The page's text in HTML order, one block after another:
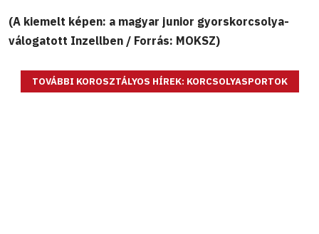
(A kiemelt képen: a magyar junior gyorskorcsolya-
válogatott Inzellben / Forrás: MOKSZ)
TOVÁBBI KOROSZTÁLYOS HÍREK: KORCSOLYASPORTOK